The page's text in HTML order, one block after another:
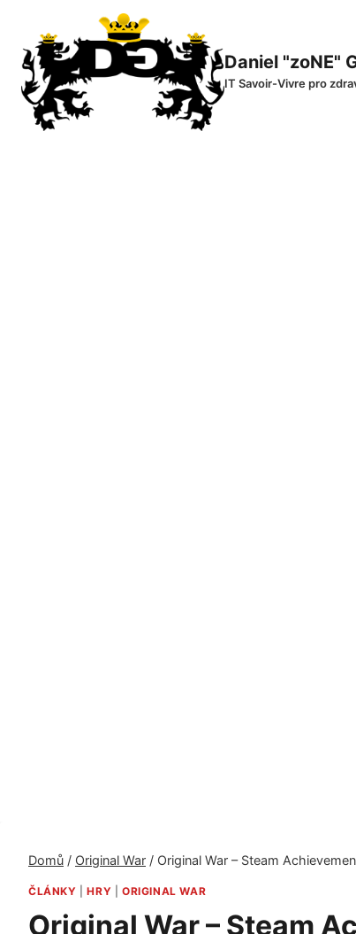
obsah
Daniel "zoNE"
IT Savoir-Vivre pro
Domů / Original War / Original War – Steam
ČLÁNKY |HRY ORIGINAL WAR
Original War – Steam